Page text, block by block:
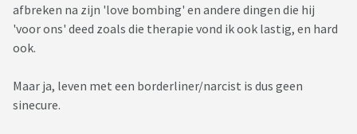
afbreken na zijn 'love bombing' en andere dingen die hij
'voor ons' deed zoals die therapie vond ik ook lastig, en hard
ook.
Maar ja, leven met een borderliner/narcist is dus geen
sinecure.